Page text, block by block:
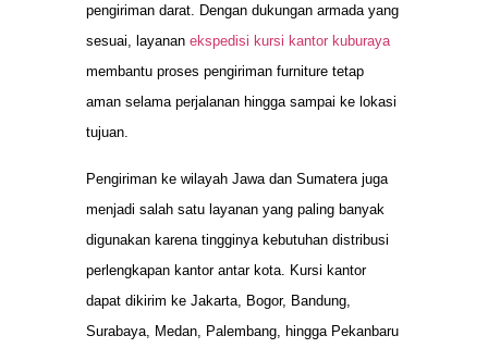
pengiriman darat. Dengan dukungan armada yang
sesuai, layanan ekspedisi kursi kantor kuburaya
membantu proses pengiriman furniture tetap
aman selama perjalanan hingga sampai ke lokasi
tujuan.
Pengiriman ke wilayah Jawa dan Sumatera juga
menjadi salah satu layanan yang paling banyak
digunakan karena tingginya kebutuhan distribusi
perlengkapan kantor antar kota. Kursi kantor
dapat dikirim ke Jakarta, Bogor, Bandung,
Surabaya, Medan, Palembang, hingga Pekanbaru